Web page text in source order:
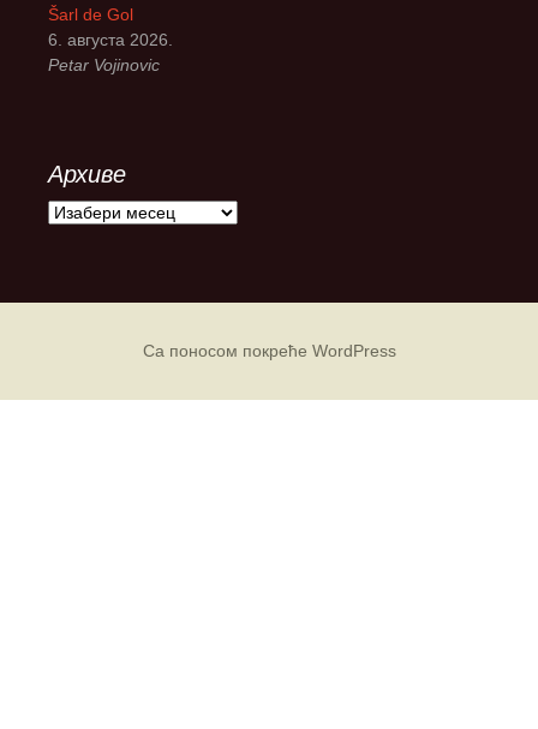
Šarl de Gol
6. августа 2026.
Petar Vojinovic
Архиве
А
Са поносом покреће WordPress